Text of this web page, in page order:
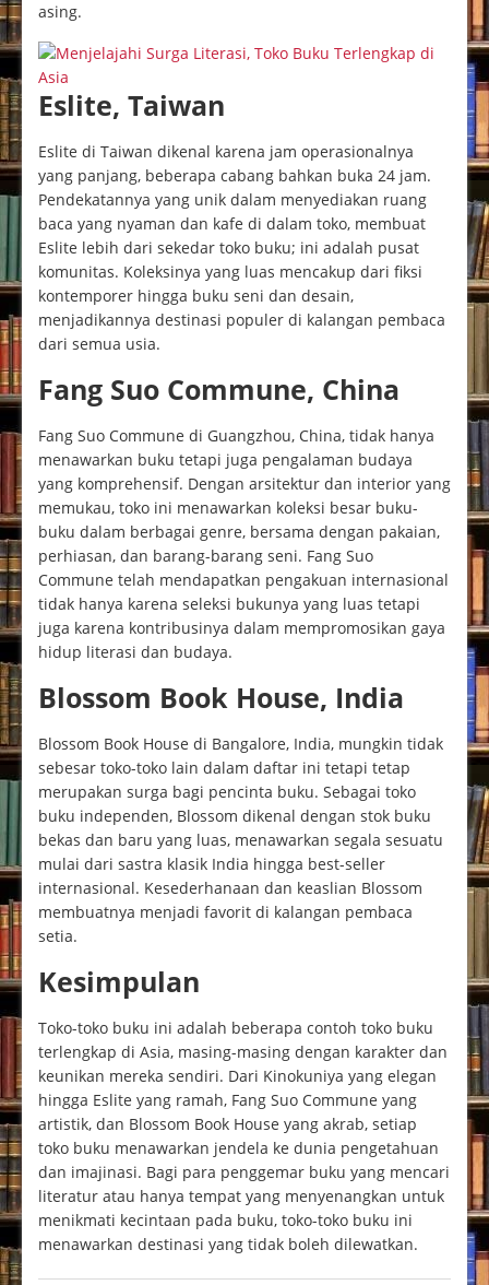
asing.
Eslite, Taiwan
Eslite di Taiwan dikenal karena jam operasionalnya
yang panjang, beberapa cabang bahkan buka 24 jam.
Pendekatannya yang unik dalam menyediakan ruang
baca yang nyaman dan kafe di dalam toko, membuat
Eslite lebih dari sekedar toko buku; ini adalah pusat
komunitas. Koleksinya yang luas mencakup dari fiksi
kontemporer hingga buku seni dan desain,
menjadikannya destinasi populer di kalangan pembaca
dari semua usia.
Fang Suo Commune, China
Fang Suo Commune di Guangzhou, China, tidak hanya
menawarkan buku tetapi juga pengalaman budaya
yang komprehensif. Dengan arsitektur dan interior yang
memukau, toko ini menawarkan koleksi besar buku-
buku dalam berbagai genre, bersama dengan pakaian,
perhiasan, dan barang-barang seni. Fang Suo
Commune telah mendapatkan pengakuan internasional
tidak hanya karena seleksi bukunya yang luas tetapi
juga karena kontribusinya dalam mempromosikan gaya
hidup literasi dan budaya.
Blossom Book House, India
Blossom Book House di Bangalore, India, mungkin tidak
sebesar toko-toko lain dalam daftar ini tetapi tetap
merupakan surga bagi pencinta buku. Sebagai toko
buku independen, Blossom dikenal dengan stok buku
bekas dan baru yang luas, menawarkan segala sesuatu
mulai dari sastra klasik India hingga best-seller
internasional. Kesederhanaan dan keaslian Blossom
membuatnya menjadi favorit di kalangan pembaca
setia.
Kesimpulan
Toko-toko buku ini adalah beberapa contoh toko buku
terlengkap di Asia, masing-masing dengan karakter dan
keunikan mereka sendiri. Dari Kinokuniya yang elegan
hingga Eslite yang ramah, Fang Suo Commune yang
artistik, dan Blossom Book House yang akrab, setiap
toko buku menawarkan jendela ke dunia pengetahuan
dan imajinasi. Bagi para penggemar buku yang mencari
literatur atau hanya tempat yang menyenangkan untuk
menikmati kecintaan pada buku, toko-toko buku ini
menawarkan destinasi yang tidak boleh dilewatkan.